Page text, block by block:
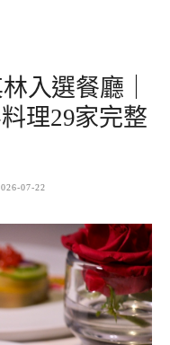
入選餐廳｜
理29家完整
07-22